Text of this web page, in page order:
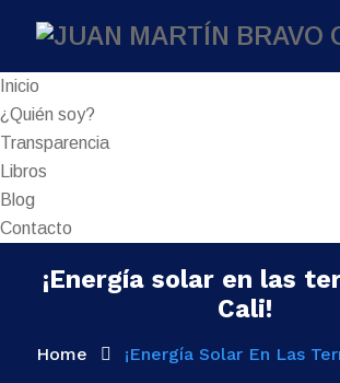
Inicio
¿Quién soy?
Transparencia
Libros
Blog
Contacto
¡Energía solar en las
Cali!
Home ¡Energía Solar En Las